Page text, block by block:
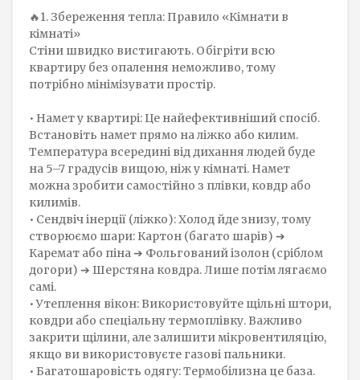
🔥1. Збереження тепла: Правило «Кімнати в
кімнаті»
Стіни швидко вистигають. Обігріти всю
квартиру без опалення неможливо, тому
потрібно мінімізувати простір.
• Намет у квартирі: Це найефективніший спосіб.
Встановіть намет прямо на ліжко або килим.
Температура всередині від дихання людей буде
на 5–7 градусів вищою, ніж у кімнаті. Намет
можна зробити самостійно з плівки, ковдр або
килимів.
• Сендвіч інерції (ліжко): Холод йде знизу, тому
створюємо шари: Картон (багато шарів) ➔
Каремат або піна ➔ Фольгований ізолон (сріблом
догори) ➔ Шерстяна ковдра. Лише потім лягаємо
самі.
• Утеплення вікон: Використовуйте щільні штори,
ковдри або спеціальну термоплівку. Важливо
закрити щілини, але залишити мікровентиляцію,
якщо ви використовуєте газові пальники.
• Багатошаровість одягу: Термобілизна це база.